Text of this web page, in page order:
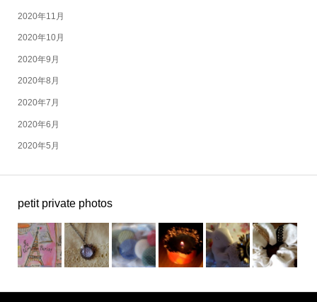
2020年11月
2020年10月
2020年9月
2020年8月
2020年7月
2020年6月
2020年5月
petit private photos